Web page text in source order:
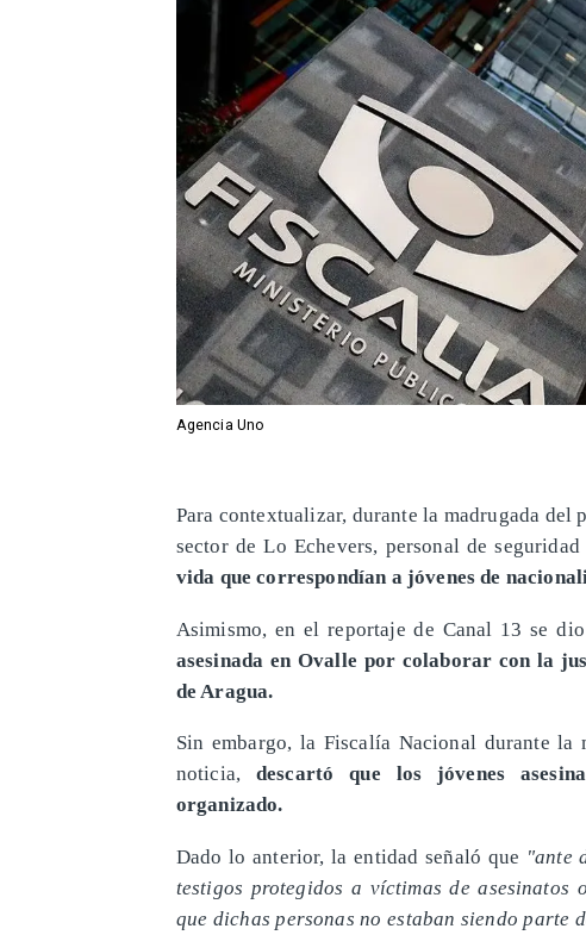
Agencia Uno
Para contextualizar, durante la madrugada
sector de Lo Echevers, personal de
vida que correspondían a jóvenes de
Asimismo, en el reportaje de Canal 13 se
asesinada en Ovalle por colaborar con la
de Aragua.
Sin embargo, la Fiscalía Nacional durante
noticia, descartó que los jóvenes
organizado.
Dado lo anterior, la entidad señaló que "ante
testigos protegidos a víctimas de
que dichas personas no estaban siendo parte